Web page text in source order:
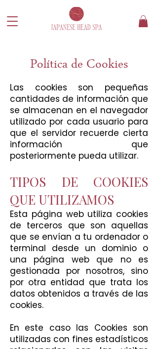
Política de Cookies
Las cookies son pequeñas
cantidades de información que
se almacenan en el navegador
utilizado por cada usuario para
que el servidor recuerde cierta
información que
posteriormente pueda utilizar.
TIPOS DE COOKIES
QUE UTILIZAMOS
Esta página web utiliza cookies
de terceros que son aquellas
que se envían a tu ordenador o
terminal desde un dominio o
una página web que no es
gestionada por nosotros, sino
por otra entidad que trata los
datos obtenidos a través de las
cookies.
En este caso las Cookies son
utilizadas con fines estadísticos